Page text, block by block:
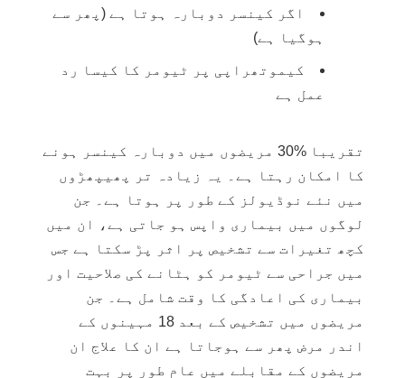
اگر کینسر دوبارہ ہوتا ہے (پھر سے
ہوگیا ہے)
کیموتھراپی پر ٹیومر کا کیسا رد
عمل ہے
تقریبا %30 مریضوں میں دوبارہ کینسر ہونے
کا امکان رہتا ہے۔ یہ زیادہ تر پھیپھڑوں
میں نئے نوڈیولز کے طور پر ہوتا ہے۔ جن
لوگوں میں بیماری واپسہو جاتی ہے، ان میں
کچھ تغیرات سے تشخیص پر اثر پڑ سکتا ہے جس
میں جراحی سے ٹیومر کو ہٹانے کی صلاحیت اور
بیماری کی اعادگی کا وقت شامل ہے۔ جن
مریضوں میں تشخیص کے بعد 18 مہینوں کے
اندر مرض پھر سے ہوجاتا ہے ان کا علاج ان
مریضوں کے مقابلے میں عام طور پر بہت